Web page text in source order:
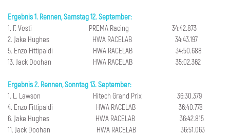
Ergebnis 1. Rennen, Samstag 12. September:
1. F. Vesti PREMA Racing 34:42.873
2. Jake Hughes HWA RACELAB 34:43.197
5. Enzo Fittipaldi HWA RACELAB 34:50.688
13. Jack Doohan HWA RACELAB 35:02.362
Ergebnis 2. Rennen, Sonntag 13. September:
1. L. Lawson Hitech Grand Prix 36:30.379
4. Enzo Fittipaldi HWA RACELAB 36:40.778
6. Jake Hughes HWA RACELAB 36:42.815
11. Jack Doohan HWA RACELAB 36:51.063